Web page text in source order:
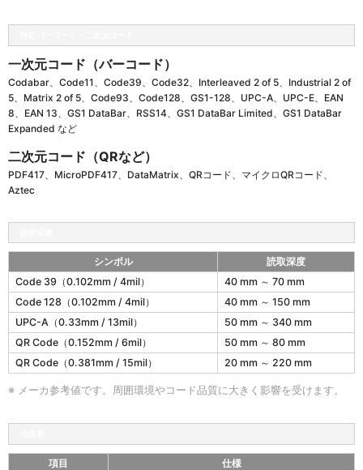
一次元コード（バーコード）
Codabar、Code11、Code39、Code32、Interleaved 2 of 5、Industrial 2 of
5、Matrix 2 of 5、Code93、Code128、GS1-128、UPC-A、UPC-E、EAN
8、EAN 13、GS1 DataBar、RSS14、GS1 DataBar Limited、GS1 DataBar
Expanded など
二次元コード（QRなど）
PDF417、MicroPDF417、DataMatrix、QRコード、マイクロQRコード、
Aztec
2
の
読
取
度
シンボル
読取深度
Code 39（0.102mm / 4mil）
40 mm ～ 70 mm
Code 128（0.102mm / 4mil）
40 mm ～ 150 mm
UPC-A（0.33mm / 13mil）
50 mm ～ 340 mm
QR Code（0.152mm / 6mil）
50 mm ～ 80 mm
QR Code（0.381mm / 15mil）
20 mm ～ 220 mm
※ メーカ参考値です。周囲環境やコード品質に大きく影響を受けます。
項目
仕様